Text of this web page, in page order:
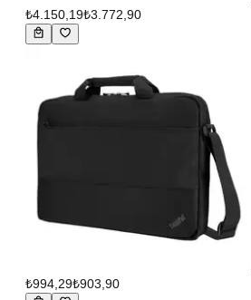
₺4.150,19₺3.772,90
₺994,29₺903,90